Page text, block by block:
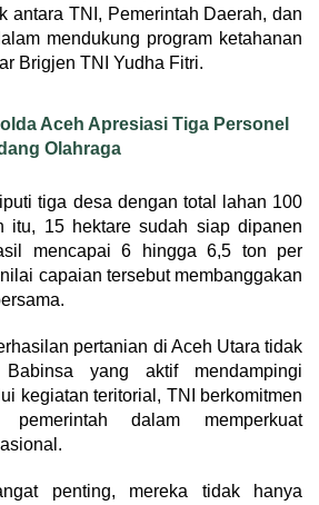
antara TNI, Pemerintah Daerah, dan
mendukung program ketahanan
Brigjen TNI Yudha Fitri.
Aceh Apresiasi Tiga Personel
Olahraga
tiga desa dengan total lahan 100
itu, 15 hektare sudah siap dipanen
mencapai 6 hingga 6,5 ton per
capaian tersebut membanggakan
pertanian di Aceh Utara tidak
yang aktif mendampingi
kegiatan teritorial, TNI berkomitmen
pemerintah dalam memperkuat
penting, mereka tidak hanya